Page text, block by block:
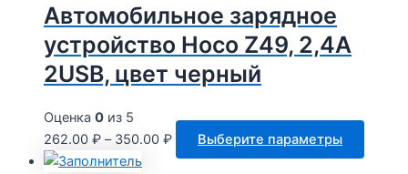
Автомобильное зарядное
устройство Hoco Z49, 2,4А
2USB, цвет черный
Оценка 0 из 5
262.00 ₽ – 350.00 ₽ Выберите параметры
товар